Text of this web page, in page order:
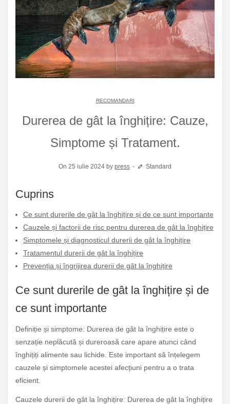
RECOMANDARI
Durerea de gât la înghițire: Cauze,
Simptome și Tratament.
On 25 iulie 2024 by press Standard
Cuprins
Ce sunt durerile de gât la înghițire și de ce sunt importante
Cauzele și factorii de risc pentru durerea de gât la înghițire
Simptomele și diagnosticul durerii de gât la înghițire
Tratamentul durerii de gât la înghițire
Prevenția și îngrijirea durerii de gât la înghițire
Ce sunt durerile de gât la înghițire și de
ce sunt importante
Definiție și simptome: Durerea de gât la înghițire este o
senzație neplăcută și dureroasă care apare atunci când
înghițiți alimente sau lichide. Este important să înțelegem
cauzele și simptomele acestei afecțiuni pentru a o trata
eficient.
Cauzele durerii de gât la înghițire: Durerea de gât la înghițire